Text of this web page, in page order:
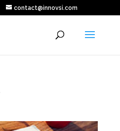
contact@innovsi.com